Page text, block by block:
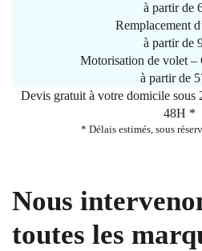
à partir de
Remplacement
à partir de
Motorisation de volet –
à partir de
Devis gratuit à votre domicile sous
48H *
* Délais estimés, sous
Nous
toutes les